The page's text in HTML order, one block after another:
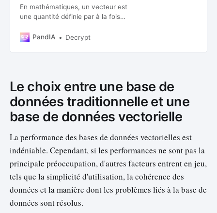
En mathématiques, un vecteur est
une quantité définie par à la fois
direction. Dans le contexte de
cette notion en détail. Les vecte…
PandIA Decrypt
Le choix entre une base de
données traditionnelle et une
base de données vectorielle
La performance des bases de données vectorielles est
indéniable. Cependant, si les performances ne sont pas la
principale préoccupation, d'autres facteurs entrent en jeu,
tels que la simplicité d'utilisation, la cohérence des
données et la manière dont les problèmes liés à la base de
données sont résolus.